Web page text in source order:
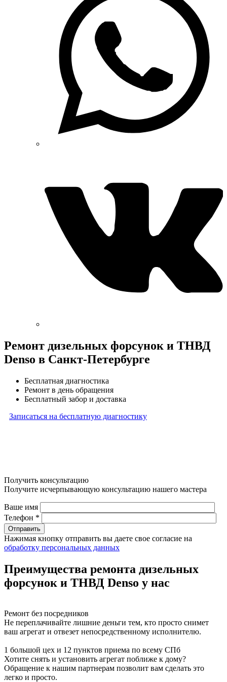
Ремонт дизельных форсунок и ТНВД
Denso в Санкт-Петербурге
Бесплатная диагностика
Ремонт в день обращения
Бесплатный забор и доставка
Записаться на бесплатную диагностику
Получить консультацию
Получите исчерпывающую консультацию нашего мастера
Ваше имя
Телефон *
Нажимая кнопку отправить вы даете свое согласие на
обработку персональных данных
Преимущества ремонта дизельных
форсунок и ТНВД Denso у нас
Ремонт без посредников
Не переплачивайте лишние деньги тем, кто просто снимет
ваш агрегат и отвезет непосредственному исполнителю.
1 большой цех и 12 пунктов приема по всему СПб
Хотите снять и установить агрегат поближе к дому?
Обращение к нашим партнерам позволит вам сделать это
легко и просто.